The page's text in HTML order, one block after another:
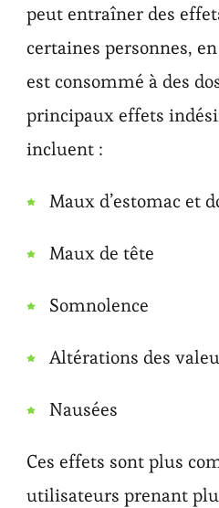
peut entraîner des
certaines personnes,
est consommé à des
principaux effets
incluent :
Maux d’estomac et
Maux de tête
Somnolence
Altérations des
Nausées
Ces effets sont plus
utilisateurs prenant